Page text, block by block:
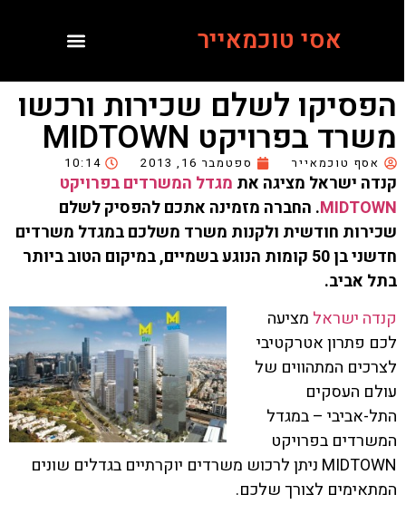
אסי טוכמאייר
הפסיקו לשלם שכירות ורכשו
משרד בפרויקט MIDTOWN
אסף טוכמאייר ספטמבר 16, 2013 10:14
קנדה ישראל מציגה את מגדל המשרדים בפרויקט
MIDTOWN. החברה מזמינה אתכם להפסיק לשלם
שכירות חודשית ולקנות משרד משלכם במגדל משרדים
חדשני בן 50 קומות הנוגע בשמיים, במיקום הטוב ביותר
בתל אביב.
קנדה ישראלמציעה
לכם פתרון אטרקטיבי
לצרכים המתהווים של
עולם העסקים
התל-אביבי – במגדל
המשרדים בפרויקט
MIDTOWN ניתן לרכוש משרדים יוקרתיים בגדלים שונים
המתאימים לצורך שלכם.